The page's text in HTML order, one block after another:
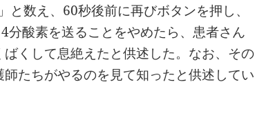
数え、60秒後前に再びボタンを押し、
分酸素を送ることをやめたら、患者さん
くして息絶えたと供述した。なお、その
たちがやるのを見て知ったと供述してい